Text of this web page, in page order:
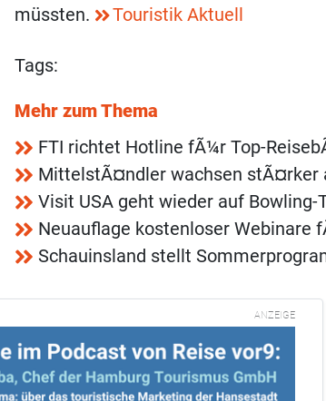
müssten.
Touristik Aktuell
Tags:
Mehr zum Thema
FTI richtet Hotline fÃ¼r Top-
MittelstÃ¤ndler wachsen stÃ¤rker
Visit USA geht wieder auf Bowling-
Neuauflage kostenloser Webinare
Schauinsland stellt
ANZEIGE